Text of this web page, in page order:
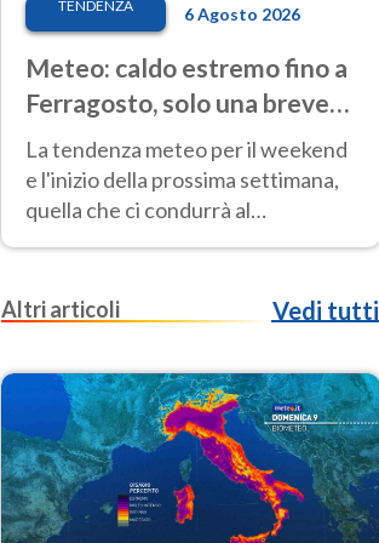
TENDENZA 6 Agosto 2026
Meteo: caldo estremo fino a
Ferragosto, solo una breve
pausa. Ecco dove
La tendenza meteo per il weekend
e l'inizio della prossima settimana,
quella che ci condurrà al
Ferragosto, vede ancora
Altri articoli
Vedi tutti